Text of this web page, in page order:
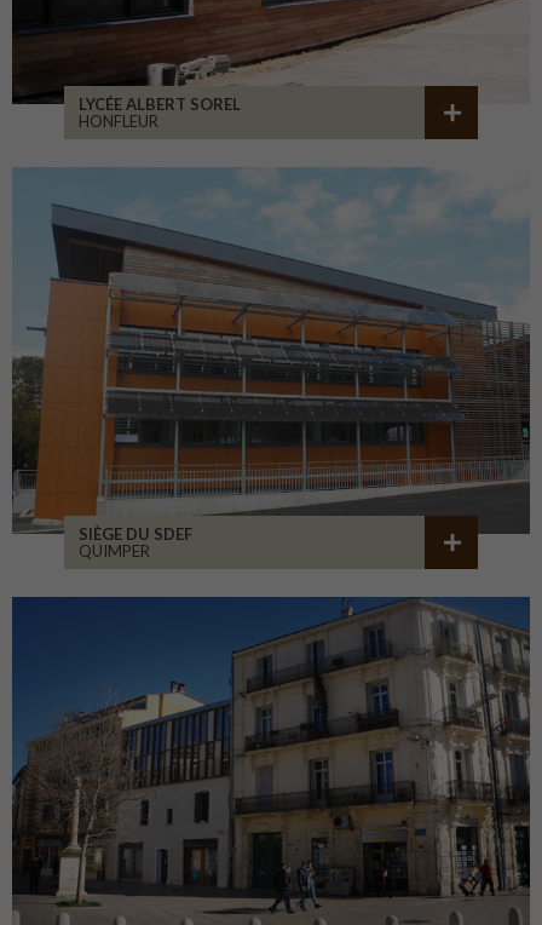
LYCÉE ALBERT SOREL
HONFLEUR
SIÈGE DU SDEF
QUIMPER